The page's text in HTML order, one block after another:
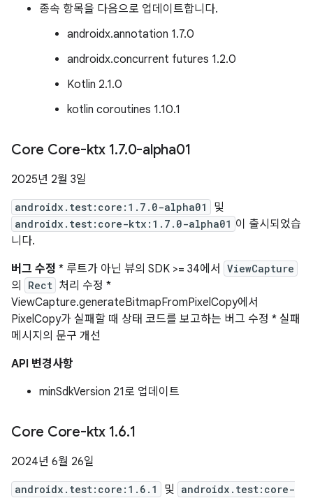
종속 항목을 다음으로 업데이트합니다.
androidx.annotation 1.7.0
androidx.concurrent futures 1.2.0
Kotlin 2.1.0
kotlin coroutines 1.10.1
Core Core-ktx 1.7.0-alpha01
2025년 2월 3일
androidx.test:core:1.7.0-alpha01 및
androidx.test:core-ktx:1.7.0-alpha01 이 출시되었습
니다.
버그 수정 * 루트가 아닌 뷰의 SDK >= 34에서 ViewCapture
의 Rect 처리 수정 *
ViewCapture.generateBitmapFromPixelCopy에서
PixelCopy가 실패할 때 상태 코드를 보고하는 버그 수정 * 실패
메시지의 문구 개선
API 변경사항
minSdkVersion 21로 업데이트
Core Core-ktx 1.6.1
2024년 6월 26일
androidx.test:core:1.6.1 및 androidx.test:core-